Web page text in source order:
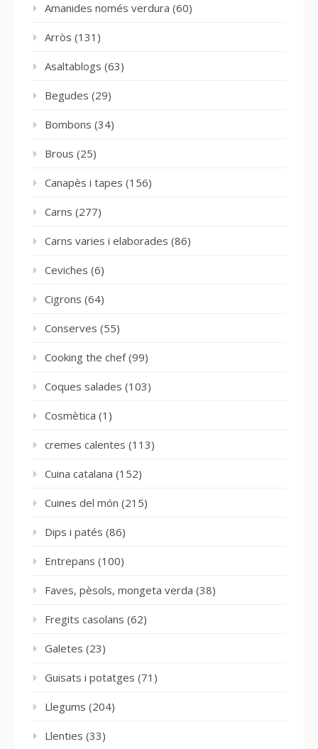
Amanides només verdura (60)
Arròs (131)
Asaltablogs (63)
Begudes (29)
Bombons (34)
Brous (25)
Canapès i tapes (156)
Carns (277)
Carns varies i elaborades (86)
Ceviches (6)
Cigrons (64)
Conserves (55)
Cooking the chef(99)
Coques salades (103)
Cosmètica (1)
cremes calentes (113)
Cuina catalana (152)
Cuines del món (215)
Dips i patés (86)
Entrepans (100)
Faves, pèsols, mongeta verda (38)
Fregits casolans (62)
Galetes (23)
Guisats i potatges (71)
Llegums (204)
Llenties (33)